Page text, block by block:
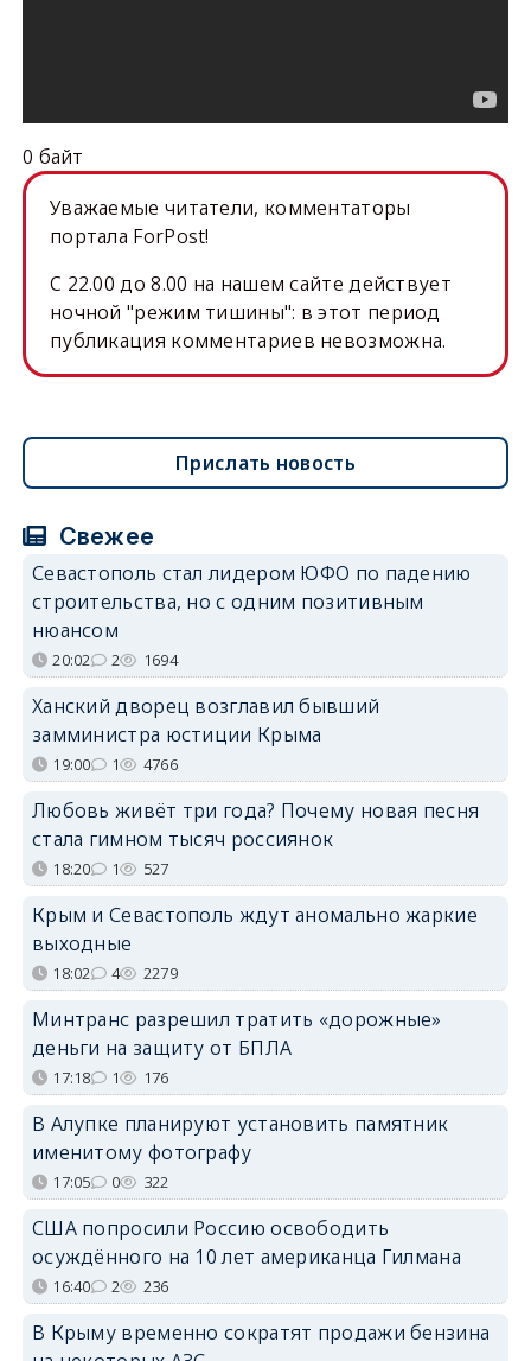
0 байт
Уважаемые читатели, комментаторы
портала ForPost!
C 22.00 до 8.00 на нашем сайте действует
ночной "режим тишины": в этот период
публикация комментариев невозможна.
Прислать новость
Свежее
Севастополь стал лидером ЮФО по падению
строительства, но с одним позитивным
нюансом
20:02 2 1694
Ханский дворец возглавил бывший
замминистра юстиции Крыма
19:00 1 4766
Любовь живёт три года? Почему новая песня
стала гимном тысяч россиянок
18:20 1 527
Крым и Севастополь ждут аномально жаркие
выходные
18:02 4 2279
Минтранс разрешил тратить «дорожные»
деньги на защиту от БПЛА
17:18 1 176
В Алупке планируют установить памятник
именитому фотографу
17:05 0 322
США попросили Россию освободить
осуждённого на 10 лет американца Гилмана
16:40 2 236
В Крыму временно сократят продажи бензина